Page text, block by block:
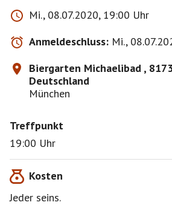
Mi., 08.07.2020, 19:00 Uhr
Anmeldeschluss: Mi.,
Biergarten Michaelibad ,
Deutschland
München
Treffpunkt
19:00 Uhr
Kosten
Jeder seins.